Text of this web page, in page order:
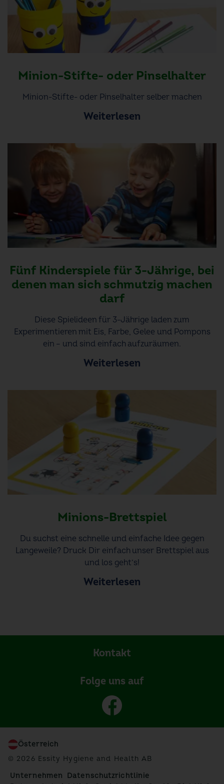
Minion-Stifte- oder Pinselhalter
Minion-Stifte- oder Pinselhalter selber machen
Weiterlesen
Fünf Kinderspiele für 3-Jährige, bei
denen man sich schmutzig machen
darf
Diese Spielideen für 3-Jährige laden zum
Experimentieren mit Eis, Farbe, Gelee und Pompons
ein – und sind einfach aufzuräumen.
Weiterlesen
Minions-Brettspiel
Du suchst eine schnelle und einfache Idee gegen
Langeweile? Druck Dir einfach unser Brettspiel aus
und los geht’s!
Weiterlesen
Kontakt
Folge uns auf
Österreich
© 2026 Essity Hygiene and Health AB
Unternehmen
Datenschutzrichtlinie